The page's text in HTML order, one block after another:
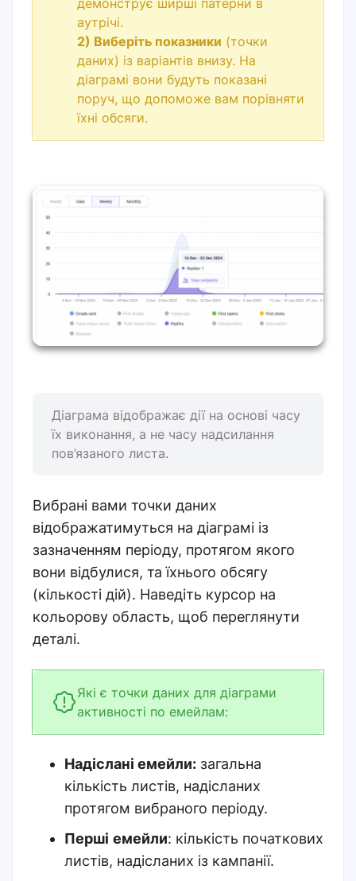
аутрічі.
2) Виберіть показники (точки
даних) із варіантів внизу. На
діаграмі вони будуть показані
поруч, що допоможе вам порівняти
їхні обсяги.
Діаграма відображає дії на основі часу
їх виконання, а не часу надсилання
пов’язаного листа.
Вибрані вами точки даних
відображатимуться на діаграмі із
зазначенням періоду, протягом якого
вони відбулися, та їхнього обсягу
(кількості дій). Наведіть курсор на
кольорову область, щоб переглянути
деталі.
Які є точки даних для діаграми
активності по емейлам:
Надіслані емейли: загальна
кількість листів, надісланих
протягом вибраного періоду.
Перші емейли: кількість початкових
листів, надісланих із кампанії.